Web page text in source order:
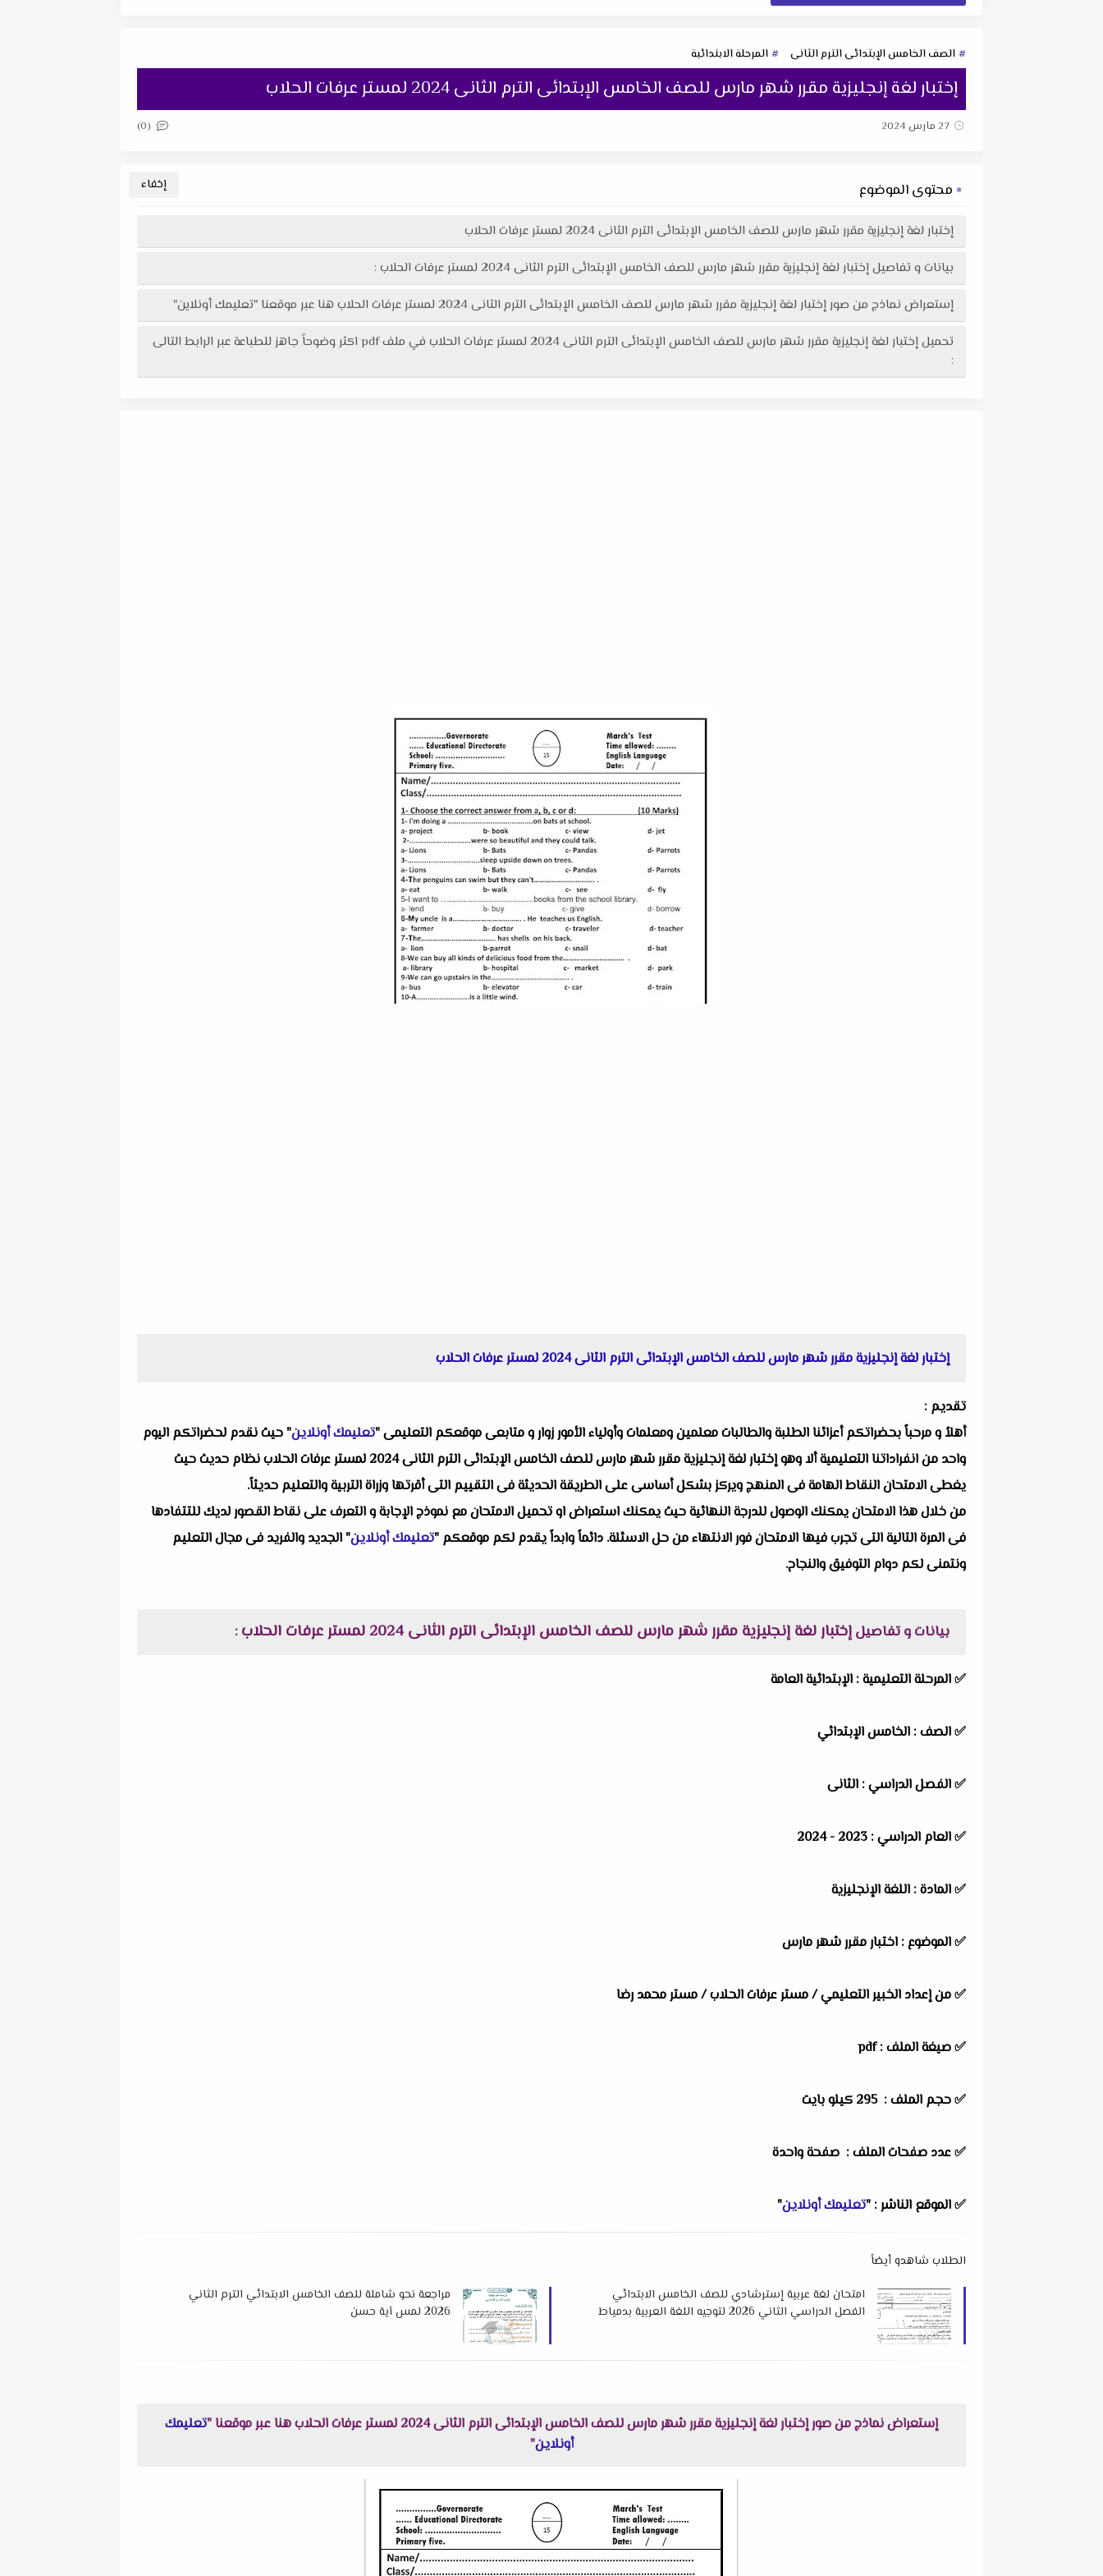
الصف الخامس الإبتدائى الترم الثانى المرحلة الابتدائية
إختبار لغة إنجليزية مقرر شهر مارس للصف الخامس الإبتدائى الترم الثانى 2024 لمستر عرفات الحلاب
27 مارس 2024 (0)
محتوى الموضوع
إختبار لغة إنجليزية مقرر شهر مارس للصف الخامس الإبتدائى الترم الثانى 2024 لمستر عرفات الحلاب
بيانات و تفاصيل إختبار لغة إنجليزية مقرر شهر مارس للصف الخامس الإبتدائى الترم الثانى 2024 لمستر عرفات الحلاب :
إستعراض نماذج من صور إختبار لغة إنجليزية مقرر شهر مارس للصف الخامس الإبتدائى الترم الثانى 2024 لمستر عرفات الحلاب هنا عبر موقعنا "تعليمك أونلاين"
تحميل إختبار لغة إنجليزية مقرر شهر مارس للصف الخامس الإبتدائى الترم الثانى 2024 لمستر عرفات الحلاب في ملف pdf اكثر وضوحاً جاهز للطباعة عبر الرابط التالى
:
إختبار لغة إنجليزية مقرر شهر مارس للصف الخامس الإبتدائى الترم الثانى 2024 لمستر عرفات الحلاب
تقديم :
أهلاُ و مرحباً بحضراتكم أعزائنا الطلبة والطالبات معلمين ومعلمات وأولياء الأمور زوار و متابعى موقعكم التعليمى "تعليمك أونلاين" حيث نقدم لحضراتكم اليوم
واحد من انفراداتنا التعليمية ألا وهو إختبار لغة إنجليزية مقرر شهر مارس للصف الخامس الإبتدائى الترم الثانى 2024 لمستر عرفات الحلاب نظام حديث حيث
يغطى الامتحان النقاط الهامة فى المنهج ويركز بشكل أساسى على الطريقة الحديثة فى التقييم التى أقرتها وزراة التربية والتعليم حديثاً.
من خلال هذا الامتحان يمكنك الوصول للدرجة النهائية حيث يمكنك استعراض او تحميل الامتحان مع نموذج الإجابة و التعرف على نقاط القصور لديك للتتفادها
فى المرة التالية التى تجرب فيها الامتحان فور الانتهاء من حل الاسئلة. دائماً وابداً يقدم لكم موقعكم "تعليمك أونلاين" الجديد والفريد فى مجال التعليم
ونتمنى لكم دوام التوفيق والنجاح.
بيانات و تفاصيلإختبار لغة إنجليزية مقرر شهر مارس للصف الخامس الإبتدائى الترم الثانى 2024 لمستر عرفات الحلاب :
✅المرحلة التعليمية : الإبتدائية العامة
✅الصف : الخامس الإبتدائي
✅الفصل الدراسي : الثانى
✅العام الدراسي :
✅المادة : اللغة الإنجليزية
✅الموضوع : اختبار مقرر شهر مارس
✅من إعداد الخبير التعليمي / مستر عرفات الحلاب / مستر محمد رضا
✅ صيغة الملف : pdf
✅ حجم الملف : 295 كيلو بايت
✅ عدد صفحات الملف : صفحة واحدة
✅الموقع الناشر : "تعليمك أونلاين"
الطلاب شاهدو أيضاً
امتحان لغة عربية إسترشادي للصف الخامس الابتدائي
الفصل الدراسي الثاني 2026 لتوجيه اللغة العربية بدمياط
مراجعة نحو شاملة للصف الخامس الابتدائي الترم الثاني
2026 لمس آية حسن
إستعراض نماذج من صور إختبار لغة إنجليزية مقرر شهر مارس للصف الخامس الإبتدائى الترم الثانى 2024 لمستر عرفات الحلاب هنا عبر موقعنا "
تعليمك
أونلاين"